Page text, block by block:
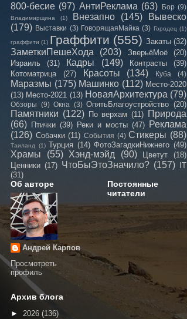
800-бесие (97) АнтиРеклама (63) Бор (9)
Владимирщина (1) Внезапно (145)
Вывеско
(179) Выставки (3) ГоворящаяМайка (3) Городец (1)
граффити (1) Граффити (555) Закаты (32)
ЗаметкиПешеХода (203) ЗверьёМоё
(20)
Израиль
(31) Кадры (149) Контрасты
(39)
Котоматрица
(27) Красоты (134) Куба (4)
Маразмы (175) Машинко (112) Место-2020
(13) Место-2021 (13) НоваяАрхитектура (79)
Обзоры (9) Окна (3) ОпятьБлагоустройство (20)
Памятники (122) По верхам (11) Природа
(66) Птички (39) Реки и мосты (47) Реклама
(126) Собачки (11) События (4) Стикеры (88)
Таиланд (1) Турция (14) ФотоЗагадкиНижнего (49)
Храмы (55) Хэнд-мэйд (90) Цветут
(18)
Ценники (17) ЧтоБыЭтоЗначило? (157)
IT
(31)
Об авторе
Андрей Карпов
Просмотреть
профиль
Постоянные
читатели
Архив блога
► 2026 (136)